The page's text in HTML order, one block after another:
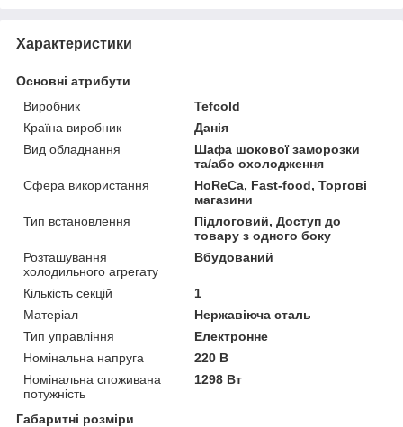
Характеристики
Основні атрибути
Виробник
Tefcold
Країна виробник
Данія
Вид обладнання
Шафа шокової заморозки
та/або охолодження
Сфера використання
HoReCa, Fast-food, Торгові
магазини
Тип встановлення
Підлоговий, Доступ до
товару з одного боку
Розташування
холодильного агрегату
Вбудований
Кількість секцій
1
Матеріал
Нержавіюча сталь
Тип управління
Електронне
Номінальна напруга
220 В
Номінальна споживана
потужність
1298 Вт
Габаритні розміри